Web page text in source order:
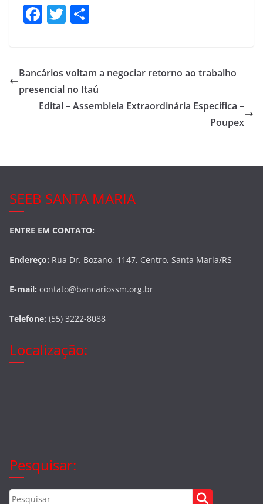
F
e
b
o
T
er e
Bancários voltam a negociar retorno ao trabalho
presencial no Itaú
Edital – Assembleia Extraordinária Específica –
Poupex
SEEB SANTA MARIA
ENTRE EM CONTATO:
Endereço: Rua Dr. Bozano, 1147, Centro, Santa Maria/RS
E-mail: contato@bancariossm.org.br
Telefone: (55) 3222-8088
Localização:
Pesquisar: